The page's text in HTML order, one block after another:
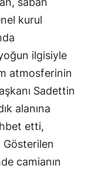
İzmir
Kayseri
Kırşehir
kurul
ilgisiyle
atmosferinin
Sadettin
alanına
etti,
camianın